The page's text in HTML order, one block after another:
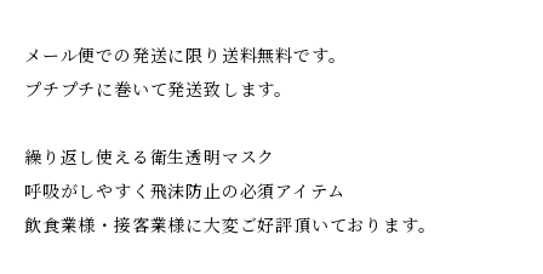
メール便での発送に限り送料無料です。
プチプチに巻いて発送致します。
繰り返し使える衛生透明マスク
呼吸がしやすく飛沫防止の必須アイテム
飲食業様・接客業様に大変ご好評頂いております。